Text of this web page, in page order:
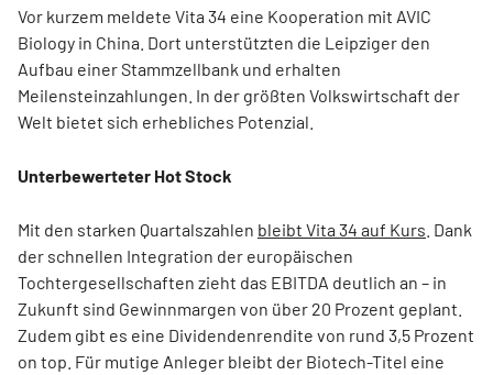
Vor kurzem meldete Vita 34 eine Kooperation mit AVIC
Biology in China. Dort unterstützten die Leipziger den
Aufbau einer Stammzellbank und erhalten
Meilensteinzahlungen. In der größten Volkswirtschaft der
Welt bietet sich erhebliches Potenzial.
Unterbewerteter Hot Stock
Mit den starken Quartalszahlen bleibt Vita 34 auf Kurs . Dank
der schnellen Integration der europäischen
Tochtergesellschaften zieht das EBITDA deutlich an – in
Zukunft sind Gewinnmargen von über 20 Prozent geplant.
Zudem gibt es eine Dividendenrendite von rund 3,5 Prozent
on top. Für mutige Anleger bleibt der Biotech-Titel eine